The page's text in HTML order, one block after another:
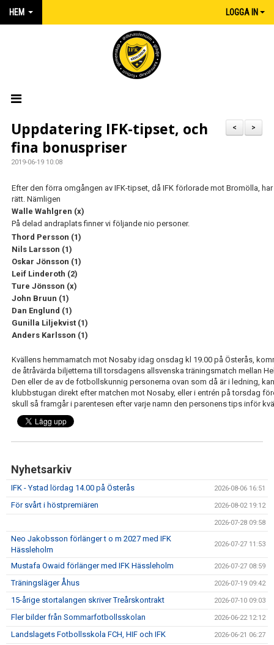
HEM LOGGA IN
HEM
NYHETER
KALENDER
IFK:AREN
KLUBBSHOP INTERSPORT
IFK GER TILLBAKA
50/50 LOTTERIET
IFK TIPSET 2026
VM-TIPSET 2026
>
<
Uppdatering IFK-tipset, och
fina bonuspriser
2019-06-19 10:08
Efter den förra omgången av IFK-tipset, då IFK förlorade mot Bromölla,
rätt. Nämligen
Walle Wahlgren (x)
På delad andraplats finner vi följande nio personer.
Thord Persson (1)
Nils Larsson (1)
Oskar Jönsson (1)
Leif Linderoth (2)
Ture Jönsson (x)
John Bruun (1)
Dan Englund (1)
Gunilla Liljekvist (1)
Anders Karlsson (1)
Kvällens hemmamatch mot Nosaby idag onsdag kl 19.00 på Österås,
de åtråvärda biljetterna till torsdagens allsvenska träningsmatch mellan
Den eller de av de fotbollskunnig personerna ovan som då är i ledning,
klubbstugan direkt efter matchen mot Nosaby, eller i entrén på torsdag
skull så framgår i parentesen efter varje namn den personens tips inför
Nyhetsarkiv
IFK - Ystad lördag 14.00 på Österås 2026-08-06 16:51
För svårt i höstpremiären 2026-08-02 19:12
2026-07-28 09:58
Neo Jakobsson förlänger t o m 2027 med IFK
Hässleholm
2026-07-27 11:53
Mustafa Owaid förlänger med IFK Hässleholm 2026-07-27 08:59
Träningsläger Åhus 2026-07-19 09:42
15-årige stortalangen skriver Treårskontrakt 2026-07-10 09:03
Fler bilder från Sommarfotbollsskolan 2026-06-22 12:12
Landslagets Fotbollsskola FCH, HIF och IFK 2026-06-21 06:27